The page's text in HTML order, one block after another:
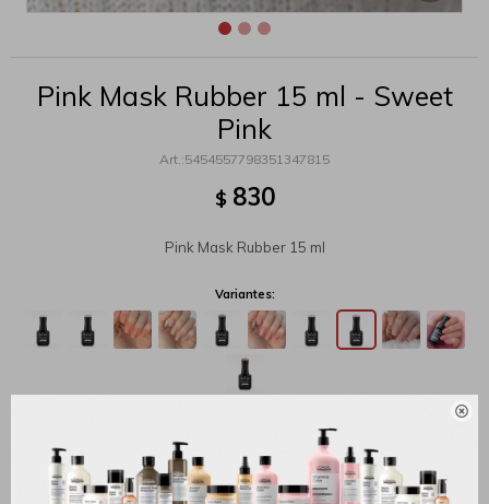

Pink Mask Rubber 15 ml - Sweet
Pink
5454557798351347815
$ 830
Pink Mask Rubber 15 ml
Variantes:
MÉTODOS Y COSTOS DE ENVÍO